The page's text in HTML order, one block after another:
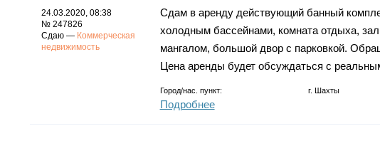
24.03.2020, 08:38
№ 247826
Сдаю — Коммерческая
недвижимость
Сдам в аренду действующий банный
холодным бассейнами, комната отдыха,
мангалом, большой двор с парковкой.
Цена аренды будет обсуждаться с
Город/нас. пункт: г. Шахты
Подробнее